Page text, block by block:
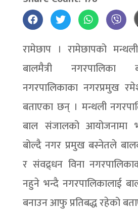
रामेछाप । रामेछापको
बालमैत्री नगरपालिका
नगरपालिकाका नगरप्रमुख
बताएका छन् । मन्थली
बाल संजालको आयोजनामा
बोल्दै नगर प्रमुख बस्नेतले
र संवद्र्धन विना
नहुने भन्दै नगरपालिकालाई
बनाउन आफु प्रतिबद्ध रहेको